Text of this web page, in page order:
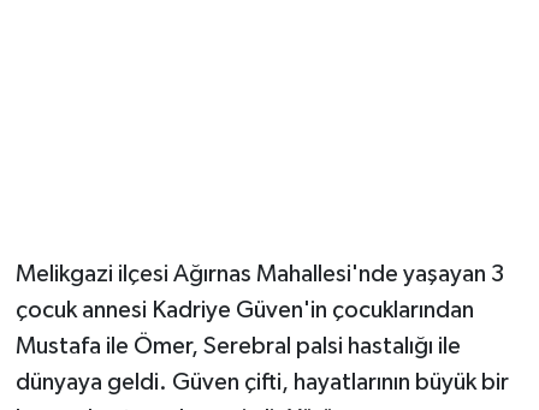
Melikgazi ilçesi Ağırnas Mahallesi'nde yaşayan 3
çocuk annesi Kadriye Güven'in çocuklarından
Mustafa ile Ömer, Serebral palsi hastalığı ile
dünyaya geldi. Güven çifti, hayatlarının büyük bir
Sokak Hayvanlarını Sahiplendirme
Sonsöz Özel